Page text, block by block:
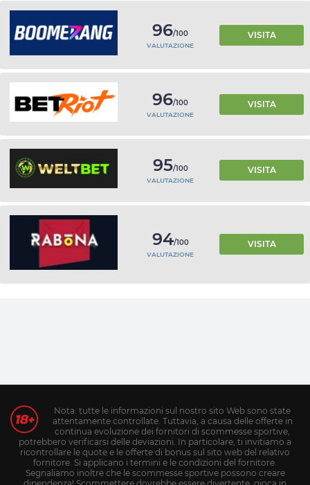
96/100
VALUTAZIONE
VISITA
96/100
VALUTAZIONE
VISITA
95/100
VALUTAZIONE
VISITA
94/100
VALUTAZIONE
VISITA
Nota: tutte le informazioni sul nostro sito Web sono state
attentamente controllate. Tuttavia, a causa delle offerte in
continua evoluzione dei fornitori di scommesse sportive,
potrebbero verificarsi delle deviazioni. In particolare, ti invitiamo a
ricontrollare le quote e le offerte di bonus sul sito web del relativo
fornitore. Si applicano i termini e le condizioni del fornitore.
Segnaliamo inoltre che le scommesse sportive possono creare